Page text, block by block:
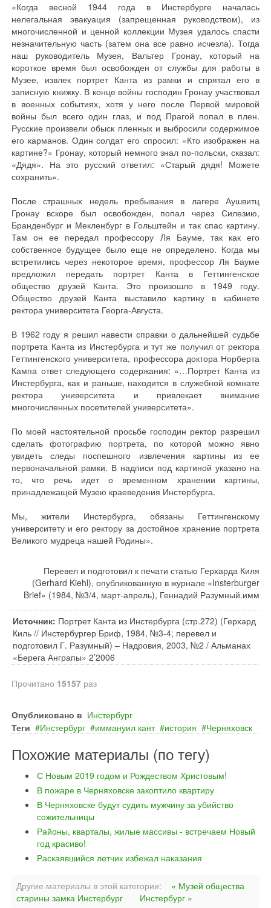
«Когда весной 1944 года в Инстербурге началась
нелегальная эвакуация (запрещенная руководством), из
многочисленной и ценной коллекции Музея удалось спасти
незначительную часть (затем она все равно исчезла). Тогда
наш pуководитель Музея, Вальтер Гронау, который на
короткое время был освобожден от службы для работы в
Музее, извлек портрет Канта из рамки и спрятал его в
записную книжку. В конце войны господин Гронау участвовал
в военных событиях, хотя у него после Первой мировой
войны был всего один глаз, и под Прагой попал в плен.
Русские произвели обыск пленных и выбросили содержимое
его карманов. Один солдат его спросил: «Кто изображен на
картине?» Гронау, который немного знал по-польски, сказал:
«Дядя». На это русский ответил: «Старый дядя! Можете
сохранить».
После страшных недель пребывания в лагере Аушвитц
Гронау вскоре был освобожден, попал через Силезию,
Бранденбург и Мекленбург в Гольштейн и так спас картину.
Там он ее передал профессору Ля Бауме, так как его
собственное будущее было еще не определено. Когда мы
встретились через некоторое время, профессор Ля Бауме
предложил передать портрет Канта в Геттингенское
общество друзей Канта. Это произошло в 1949 году.
Общество друзей Канта выставило картину в кабинете
ректора университета Георга-Августа.
В 1962 году я решил навести справки о дальнейшей судьбе
портрета Канта из Инстербурга и тут же получил от ректора
Геттингенского университета, профессора доктора Норберта
Кампа ответ следующего содержания: «…Портрет Канта из
Инстербурга, как и раньше, находится в служебной комнате
ректора университета и привлекает внимание
многочисленных посетителей университета».
По моей настоятельной просьбе господин ректор разрешил
сделать фотографию портрета, по которой можно явно
увидеть следы поспешного извлечения картины из ее
первоначальной рамки. В надписи под картиной указано на
то, что речь идет о временном хранении картины,
принадлежащей Музею краеведения Инстербурга.
Мы, жители Инстербурга, обязаны Геттингенскому
университету и его ректору за достойное хранение портрета
Великого мудреца нашей Родины».
Перевел и подготовил к печати статью Герхарда Киля
(Gerhard Kiehl), опубликованную в журнале «Insterburger
Brief» (1984, №3/4, март-апрель), Геннадий Разумный.имм
Источник: Портрет Канта из Инстербурга (стр.272) (Герхард
Киль // Инстербургер Бриф, 1984, №3-4; перевел и
подготовил Г. Разумный) – Надровия, 2003, №2 / Альманах
«Берега Анграпы» 2’2006
Прочитано 15157 раз
Опубликовано в Инстербург
Теги
Инстербург иммануил кант история Черняховск
Похожие материалы (по тегу)
С Новым 2019 годом и Рождеством Христовым!
В пожаре в Черняховске закоптило квартиру
В Черняховске будут судить мужчину за убийство
сожительницы
Районы, кварталы, жилые массивы - встречаем Новый
год красиво!
Раскаявшийся летчик избежал наказания
Другие материалы в этой категории:
« Музей общества
старины замка Инстербург
Инстербург »